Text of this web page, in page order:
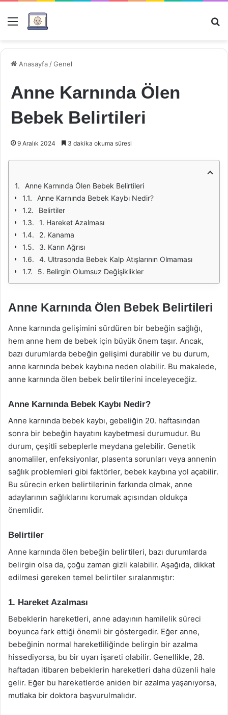
Menü
Anasayfa /Genel
Anne Karnında Ölen
Bebek Belirtileri
9 Aralık 2024 3 dakika okuma süresi
Anne Karnında Ölen Bebek Belirtileri
Anne Karnında Bebek Kaybı Nedir?
Belirtiler
1. Hareket Azalması
2. Kanama
3. Karın Ağrısı
4. Ultrasonda Bebek Kalp Atışlarının Olmaması
5. Belirgin Olumsuz Değişiklikler
Anne Karnında Ölen Bebek Belirtileri
Anne karnında gelişimini sürdüren bir bebeğin sağlığı,
hem anne hem de bebek için büyük önem taşır. Ancak,
bazı durumlarda bebeğin gelişimi durabilir ve bu durum,
anne karnında bebek kaybına neden olabilir. Bu makalede,
anne karnında ölen bebek belirtilerini inceleyeceğiz.
Anne Karnında Bebek Kaybı Nedir?
Anne karnında bebek kaybı, gebeliğin 20. haftasından
sonra bir bebeğin hayatını kaybetmesi durumudur. Bu
durum, çeşitli sebeplerle meydana gelebilir. Genetik
anomaliler, enfeksiyonlar, plasenta sorunları veya annenin
sağlık problemleri gibi faktörler, bebek kaybına yol açabilir.
Bu sürecin erken belirtilerinin farkında olmak, anne
adaylarının sağlıklarını korumak açısından oldukça
önemlidir.
Belirtiler
Anne karnında ölen bebeğin belirtileri, bazı durumlarda
belirgin olsa da, çoğu zaman gizli kalabilir. Aşağıda, dikkat
edilmesi gereken temel belirtiler sıralanmıştır:
1. Hareket Azalması
Bebeklerin hareketleri, anne adayının hamilelik süreci
boyunca fark ettiği önemli bir göstergedir. Eğer anne,
bebeğinin normal hareketliliğinde belirgin bir azalma
hissediyorsa, bu bir uyarı işareti olabilir. Genellikle, 28.
haftadan itibaren bebeklerin hareketleri daha düzenli hale
gelir. Eğer bu hareketlerde aniden bir azalma yaşanıyorsa,
mutlaka bir doktora başvurulmalıdır.